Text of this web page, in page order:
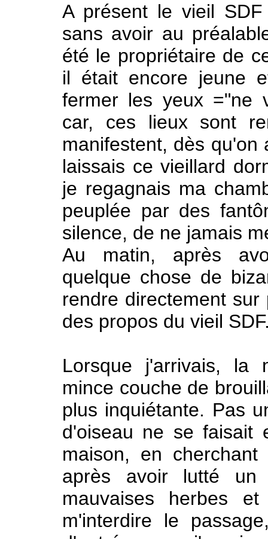
A présent le vieil
sans avoir au
été le propriétaire de
il était encore jeune
fermer les yeux ="ne
car, ces lieux sont
manifestent, dès qu'on
laissais ce vieillard
je regagnais ma
peuplée par des
silence, de ne jamais
Au matin, après
quelque chose de
rendre directement
des propos du vieil
Lorsque j'arrivais, la
mince couche de
plus inquiétante. Pas
d'oiseau ne se faisait
maison, en
après avoir lutté un
mauvaises herbes
m'interdire le